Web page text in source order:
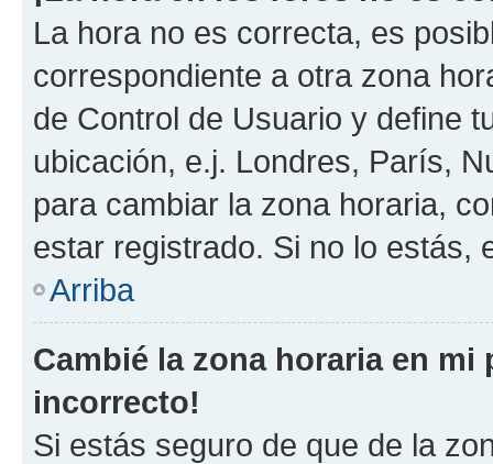
La hora no es correcta, es
correspondiente a otra zona
de Control de Usuario y define
ubicación, e.j. Londres, París,
para cambiar la zona horaria,
estar registrado. Si no lo estás,
Arriba
Cambié la zona horaria en
incorrecto!
Si estás seguro de que de la